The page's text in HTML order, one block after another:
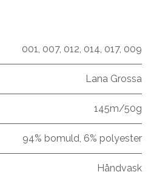
001, 007, 012, 014, 017, 009
Lana Grossa
145m/50g
94% bomuld, 6% polyester
Håndvask